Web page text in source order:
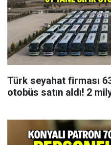
Türk seyahat firması
otobüs satın aldı! 2